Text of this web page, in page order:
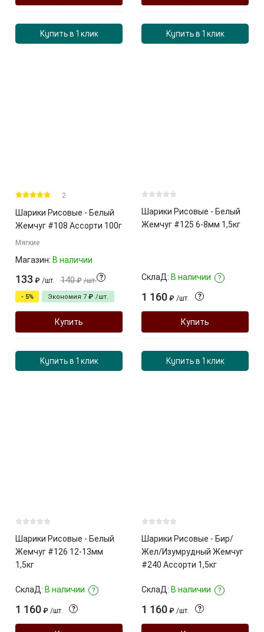
Купить в 1 клик Купить в 1 клик
2
Шарики Рисовые - Белый
Жемчуг #108 Ассорти 100г
Мягкие
Магазин: В наличии
133 ₽ /шт. 140 ₽ /шт. ?
- 5% Экономия 7 ₽ /шт.
Купить
Купить в 1 клик
Шарики Рисовые - Белый
Жемчуг #125 6-8мм 1,5кг
СклаД: В наличии ?
1 160 ₽ /шт. ?
Купить
Купить в 1 клик
Шарики Рисовые - Белый
Жемчуг #126 12-13мм
1,5кг
СклаД: В наличии ?
1 160 ₽ /шт. ?
Шарики Рисовые - Бир/
Жел/Изумрудный Жемчуг
#240 Ассорти 1,5кг
СклаД: В наличии ?
1 160 ₽ /шт. ?